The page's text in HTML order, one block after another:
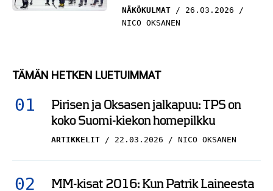
NÄKÖKULMAT
26.03.2026
NICO OKSANEN
TÄMÄN HETKEN LUETUIMMAT
Pirisen ja Oksasen jalkapuu: TPS on
koko Suomi-kiekon homepilkku
ARTIKKELIT 22.03.2026 NICO OKSANEN
MM-kisat 2016: Kun Patrik Laineesta